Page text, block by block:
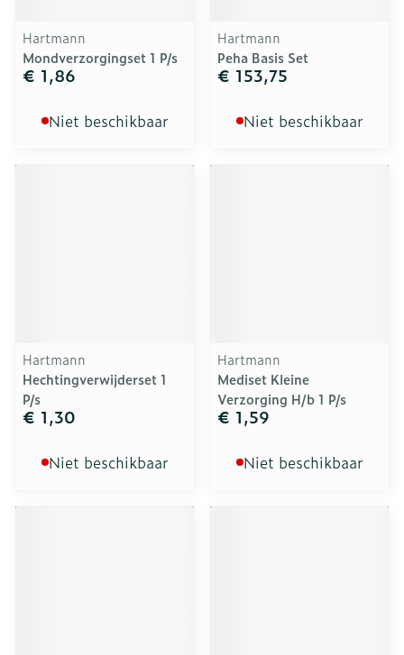
Hartmann
Mondverzorgingset 1 P/s
€ 1,86
Niet beschikbaar
Hartmann
Peha Basis Set
€ 153,75
Niet beschikbaar
Hartmann
Hechtingverwijderset 1
P/s
€ 1,30
Niet beschikbaar
Hartmann
Mediset Kleine
Verzorging H/b 1 P/s
€ 1,59
Niet beschikbaar